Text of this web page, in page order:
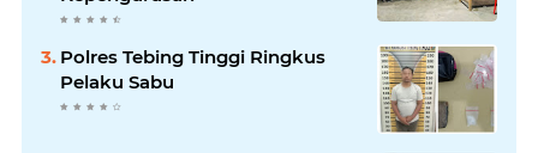
Polres Tebing Tinggi Ringkus
Pelaku Sabu